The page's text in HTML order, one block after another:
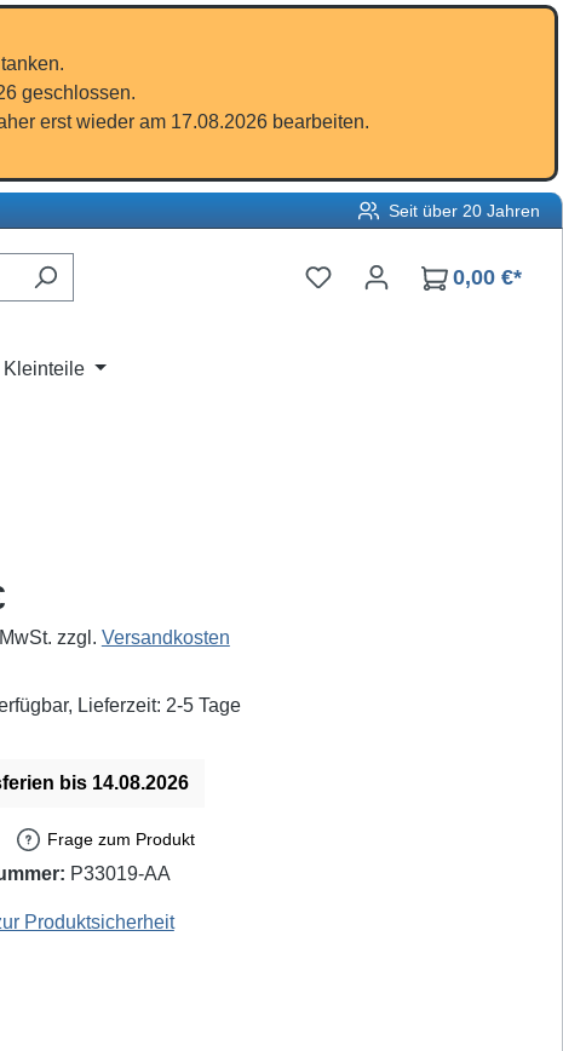
geschlossen.
erst wieder am 17.08.2026 bearbeiten.
Seit über 20 Jahren
Du hast 0 Produkte auf
0,00 €*
Kleinteile
zzgl. Versandkosten
Lieferzeit: 2-5 Tage
bis 14.08.2026
Frage zum Produkt
P33019-AA
Produktsicherheit